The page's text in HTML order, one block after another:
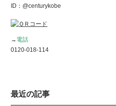
ID：@centurykobe
→ 電話
0120-018-114
最近の記事